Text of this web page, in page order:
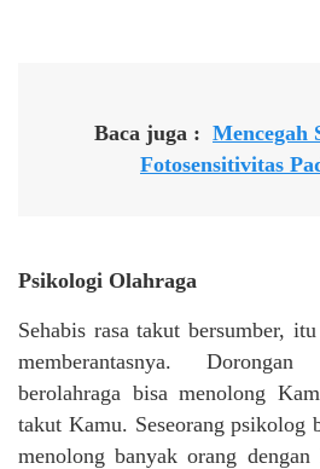
Baca juga : Mencegah
Fotosensitivitas
Psikologi Olahraga
Sehabis rasa takut bersumber,
memberantasnya.
berolahraga bisa menolong
takut Kamu. Seseorang psikolog
menolong banyak orang dengan